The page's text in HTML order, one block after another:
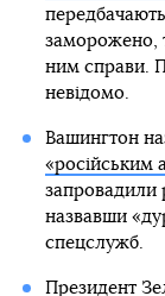
заморожено,
ним справи.
невідомо.
Вашингтон
«російським
запровадили
назвавши
спецслужб.
Президент